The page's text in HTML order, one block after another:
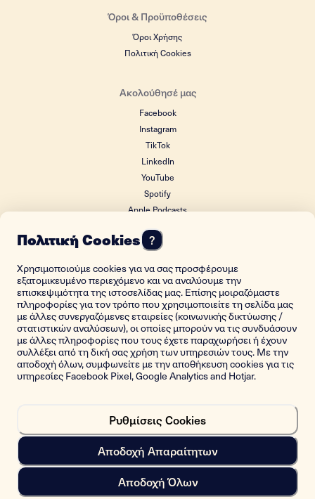
Όροι & Προϋποθέσεις
Όροι Χρήσης
Πολιτική Cookies
Ακολούθησέ μας
Facebook
Instagram
TikTok
LinkedIn
YouTube
Spotify
Apple Podcasts
ΙΔΡΥΤΙΚΟΣ ΔΩΡΗΤΗΣ
Copyright © 2021-2023 Istorima. All rights reserved.
Πίσω στην αρχή
Designed & Developed byHØLY ™
Πολιτική Cookies ?
Χρησιμοποιούμε cookies για να σας προσφέρουμε
εξατομικευμένο περιεχόμενο και να αναλύουμε την
επισκεψιμότητα της ιστοσελίδας μας. Επίσης μοιραζόμαστε
πληροφορίες για τον τρόπο που χρησιμοποιείτε τη σελίδα μας
με άλλες συνεργαζόμενες εταιρείες (κοινωνικής δικτύωσης /
στατιστικών αναλύσεων), οι οποίες μπορούν να τις συνδυάσουν
με άλλες πληροφορίες που τους έχετε παραχωρήσει ή έχουν
συλλέξει από τη δική σας χρήση των υπηρεσιών τους. Με την
αποδοχή όλων, συμφωνείτε με την αποθήκευση cookies για τις
υπηρεσίες Facebook Pixel, Google Analytics and Hotjar.
Ρυθμίσεις Cookies
Αποδοχή Απαραίτητων
Αποδοχή Όλων